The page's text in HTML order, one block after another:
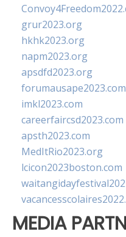
grur2023.org
hkhk2023.org
napm2023.org
apsdfd2023.org
forumausape2023.com
imkl2023.com
careerfaircsd2023.com
apsth2023.com
MedItRio2023.org
lcicon2023boston.com
MEDIA